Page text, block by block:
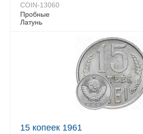
COIN-13060
Пробные
Латунь
15 копеек 1961